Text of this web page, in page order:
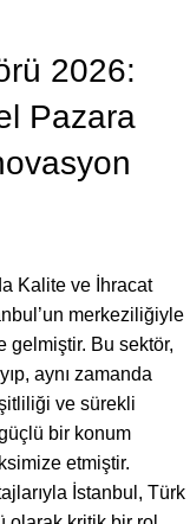
2026:
Pazara
merkeziliğiyle
gelmiştir. Bu sektör,
aynı zamanda
ve sürekli
bir konum
etmiştir.
İstanbul, Türk